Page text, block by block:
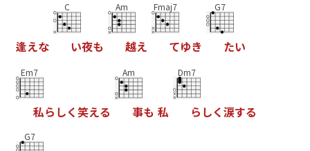
逢えな
C
い夜も
Am
越え
Fmaj7
てゆき
G7
たい
Em7
私ら しく笑える
Am
事も 私
Dm7
ら しく涙する
G7